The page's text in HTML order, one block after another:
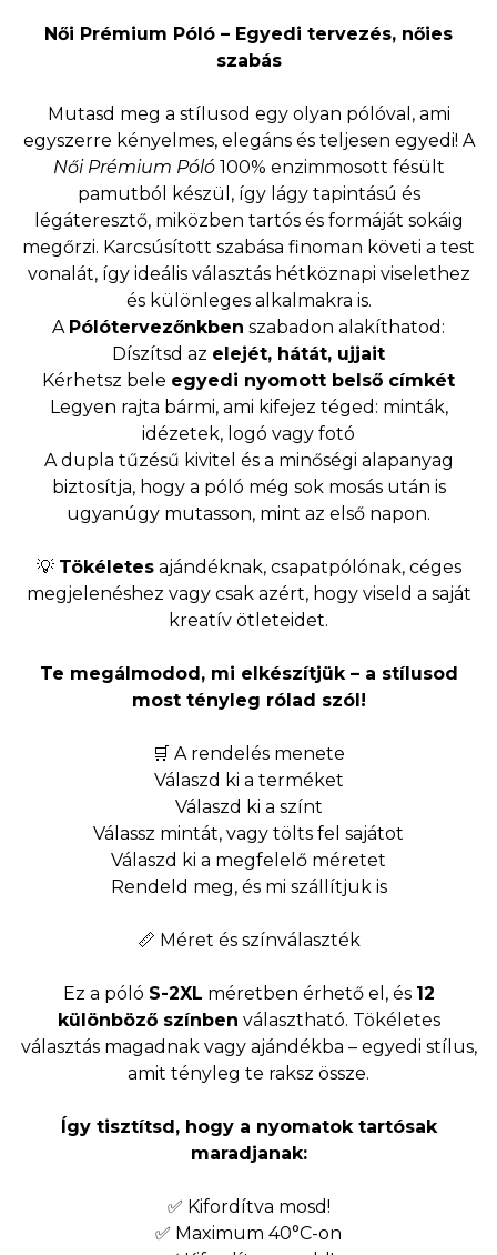
Női Prémium Póló – Egyedi tervezés, nőies
szabás
Mutasd meg a stílusod egy olyan pólóval, ami
egyszerre kényelmes, elegáns és teljesen egyedi! A
Női Prémium Póló100% enzimmosott fésült
pamutból készül, így lágy tapintású és
légáteresztő, miközben tartós és formáját sokáig
megőrzi. Karcsúsított szabása finoman követi a test
vonalát, így ideális választás hétköznapi viselethez
és különleges alkalmakra is.
A Pólótervezőnkben szabadon alakíthatod:
Díszítsd az elejét, hátát, ujjait
Kérhetsz bele egyedi nyomott belső címkét
Legyen rajta bármi, ami kifejez téged: minták,
idézetek, logó vagy fotó
A dupla tűzésű kivitel és a minőségi alapanyag
biztosítja, hogy a póló még sok mosás után is
ugyanúgy mutasson, mint az első napon.
💡 Tökéletesajándéknak, csapatpólónak, céges
megjelenéshez vagy csak azért, hogy viseld a saját
kreatív ötleteidet.
Te megálmodod, mi elkészítjük – a stílusod
most tényleg rólad szól!
🛒 A rendelés menete
Válaszd ki a terméket
Válaszd ki a színt
Válassz mintát, vagy tölts fel sajátot
Válaszd ki a megfelelő méretet
Rendeld meg, és mi szállítjuk is
📏 Méret és színválaszték
Ez a póló S-2XL méretben érhető el, és 12
különböző színben választható. Tökéletes
választás magadnak vagy ajándékba – egyedi stílus,
amit tényleg te raksz össze.
Így tisztítsd, hogy a nyomatok tartósak
maradjanak:
✅ Kifordítva mosd!
✅ Maximum 40°C-on